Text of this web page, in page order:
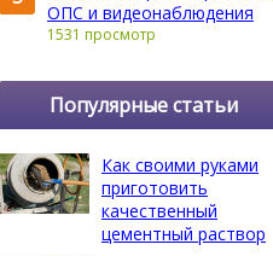
ОПС и видеонаблюдения
1531 просмотр
Популярные статьи
Как своими руками
приготовить
качественный
цементный раствор